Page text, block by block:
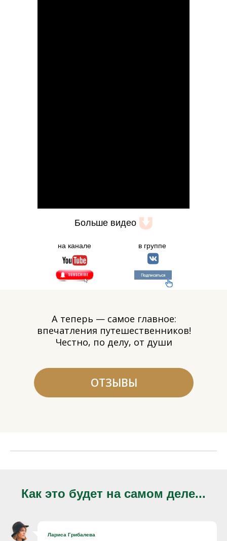
Больше видео
на канале в группе
Как это будет на самом деле...
Лариса Грибалева
Есть вопросы?
Мы всегда на связи!
Whatsapp